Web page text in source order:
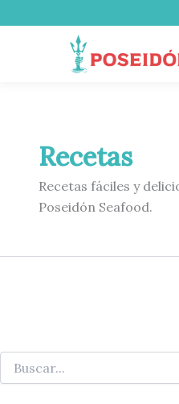
al
Recetas
Recetas fáciles y
Poseidón Seafood.
por: